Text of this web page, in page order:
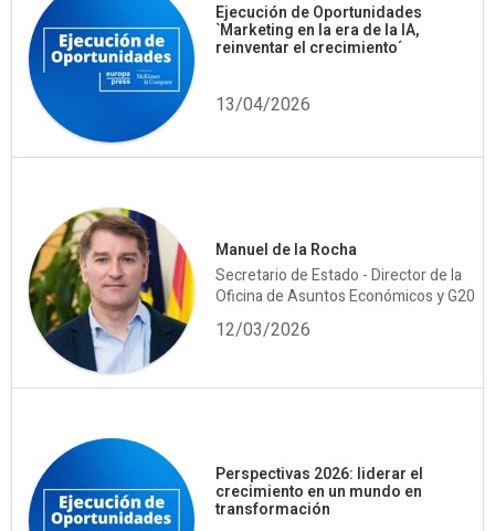
Ejecución de Oportunidades
`Marketing en la era de la IA,
reinventar el crecimiento´
13/04/2026
Manuel de la Rocha
Secretario de Estado - Director de la
Oficina de Asuntos Económicos y G20
12/03/2026
Perspectivas 2026: liderar el
crecimiento en un mundo en
transformación